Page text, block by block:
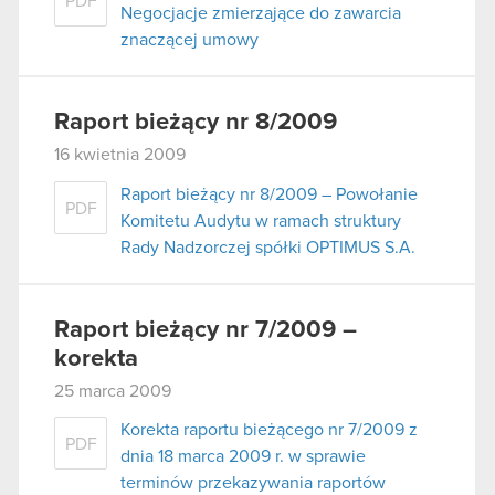
Negocjacje zmierzające do zawarcia
znaczącej umowy
Raport bieżący nr 8/2009
16 kwietnia 2009
PDF
Raport bieżący nr 8/2009 – Powołanie
Komitetu Audytu w ramach struktury
Rady Nadzorczej spółki OPTIMUS S.A.
Raport bieżący nr 7/2009 –
korekta
25 marca 2009
PDF
Korekta raportu bieżącego nr 7/2009 z
dnia 18 marca 2009 r. w sprawie
terminów przekazywania raportów